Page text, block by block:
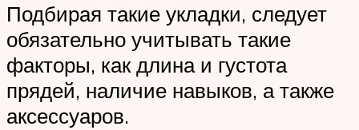
Подбирая такие укладки, следует
обязательно учитывать такие
факторы, как длина и густота
прядей, наличие навыков, а также
аксессуаров.